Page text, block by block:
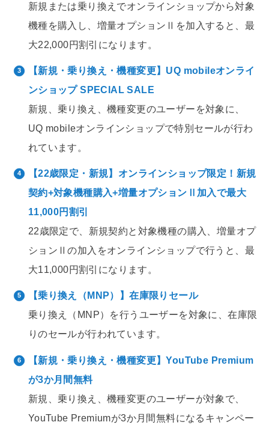
新規または乗り換えでオンラインショップから対象
機種を購入し、増量オプションⅡを加入すると、最
大22,000円割引になります。
【新規・乗り換え・機種変更】UQ mobileオンライ
ンショップ SPECIAL SALE
新規、乗り換え、機種変更のユーザーを対象に、
UQ mobileオンラインショップで特別セールが行わ
れています。
【22歳限定・新規】オンラインショップ限定！新規
契約+対象機種購入+増量オプションⅡ加入で最大
11,000円割引
22歳限定で、新規契約と対象機種の購入、増量オプ
ションⅡの加入をオンラインショップで行うと、最
大11,000円割引になります。
【乗り換え（MNP）】在庫限りセール
乗り換え（MNP）を行うユーザーを対象に、在庫限
りのセールが行われています。
【新規・乗り換え・機種変更】YouTube Premium
が3か月間無料
新規、乗り換え、機種変更のユーザーが対象で、
YouTube Premiumが3か月間無料になるキャンペー